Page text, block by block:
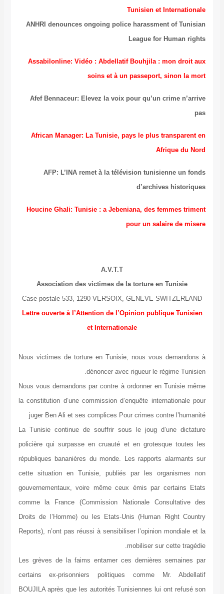
Tunisien et Internationale
ANHRI denounces ongoing police harassment of Tunisian
League for Human rights
Assabilonline: Vidéo : Abdellatif Bouhjila : mon droit aux
soins et à un passeport, sinon la mort
Afef Bennaceur: Elevez la voix pour qu’un crime n’arrive
pas
African Manager: La Tunisie, pays le plus transparent en
Afrique du Nord
AFP: L’INA remet à la télévision tunisienne un fonds
d’archives historiques
Houcine Ghali: Tunisie : a Jebeniana, des femmes triment
pour un salaire de misere
A.V.T.T
Association des victimes de la torture en Tunisie
Case postale 533, 1290 VERSOIX, GENEVE SWITZERLAND
Lettre ouverte à l’Attention de l’Opinion publique Tunisien
et Internationale
Nous victimes de torture en Tunisie, nous vous demandons à
dénoncer avec rigueur le régime Tunisien.
Nous vous demandons par contre à ordonner en Tunisie même
la constitution d’une commission d’enquête internationale pour
juger Ben Ali et ses complices Pour crimes contre l’humanité
La Tunisie continue de souffrir sous le joug d’une dictature
policière qui surpasse en cruauté et en grotesque toutes les
républiques bananières du monde. Les rapports alarmants sur
cette situation en Tunisie, publiés par les organismes non
gouvernementaux, voire même ceux émis par certains Etats
comme la France (Commission Nationale Consultative des
Droits de l’Homme) ou les Etats-Unis (Human Right Country
Reports), n’ont pas réussi à sensibiliser l’opinion mondiale et la
mobiliser sur cette tragédie.
Les grèves de la faims entamer ces dernières semaines par
certains ex-prisonniers politiques comme Mr. Abdellatif
BOUJILA après que les autorités Tunisiennes lui ont refusé son